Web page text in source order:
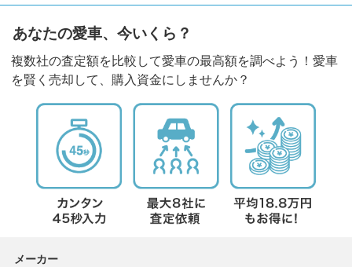
あなたの愛車、今いくら？
複数社の査定額を比較して愛車の最高額を調べよう！愛車
を賢く売却して、購入資金にしませんか？
メーカー